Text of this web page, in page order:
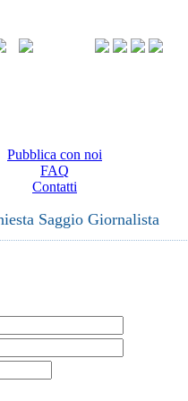
Pubblica con noi
FAQ
Contatti
Saggio Giornalista